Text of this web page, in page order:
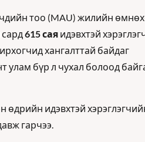
тоо (MAU) жилийн
сард 615 сая идэвхтэй
хангалттай байдаг
улам бүр л чухал болоод
өдрийн идэвхтэй
гарчээ.